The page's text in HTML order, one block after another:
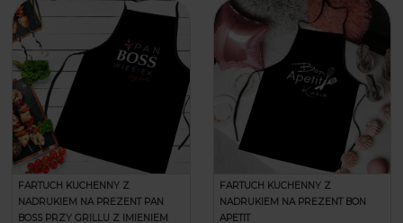
FARTUCH KUCHENNY Z
NADRUKIEM NA PREZENT PAN
BOSS PRZY GRILLU Z IMIENIEM
FARTUCH KUCHENNY Z
NADRUKIEM NA PREZENT BON
APETIT